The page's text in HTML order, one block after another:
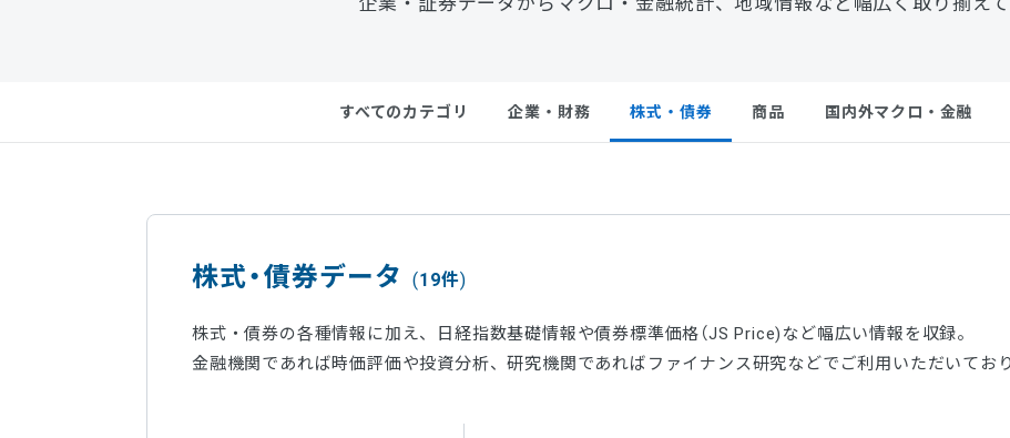
すべてのカテゴリ 企業・財務 株式・債券 商品 国内外マクロ・金融
株式・債券データ 19件
株式・債券の各種情報に加え、日経指数基礎情報や債券標準価格（JS Price)など幅広い情報を収録。
金融機関であれば時価評価や投資分析、研究機関であればファイナンス研究などでご利用いただいており